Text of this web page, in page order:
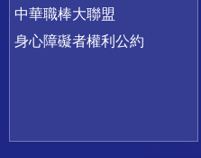
中華職棒大聯盟
身心障礙者權利公約